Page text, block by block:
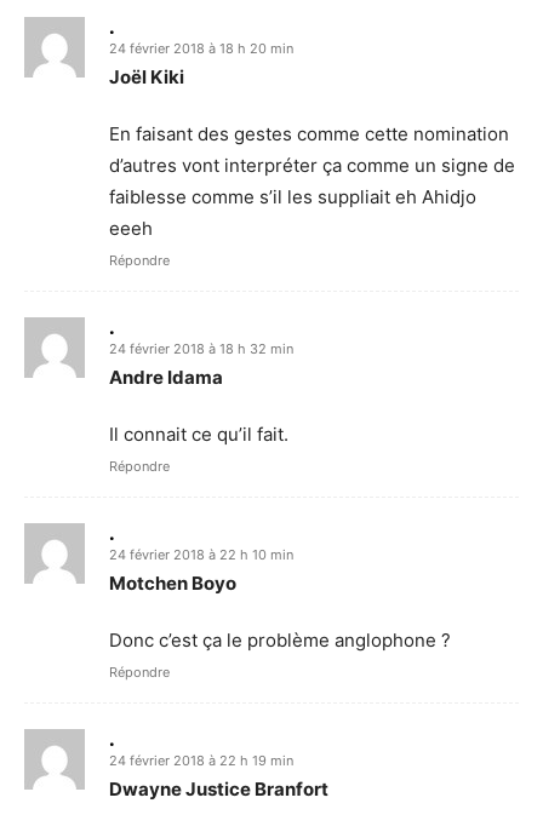
.
24 février 2018 à 18 h 20 min
Joël Kiki
En faisant des gestes comme cette nomination
d’autres vont interpréter ça comme un signe de
faiblesse comme s’il les suppliait eh Ahidjo
eeeh
Répondre
.
24 février 2018 à 18 h 32 min
Andre Idama
Il connait ce qu’il fait.
Répondre
.
24 février 2018 à 22 h 10 min
Motchen Boyo
Donc c’est ça le problème anglophone ?
Répondre
.
24 février 2018 à 22 h 19 min
Dwayne Justice Branfort